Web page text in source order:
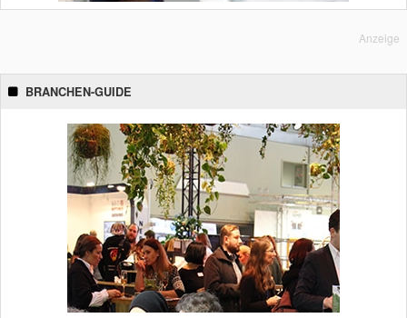
Anzeige
BRANCHEN-GUIDE